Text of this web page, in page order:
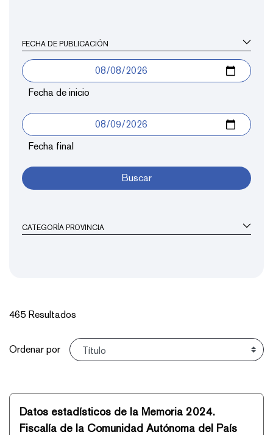
FECHA DE PUBLICACIÓN
Fecha de inicio
Fecha final
Buscar
CATEGORÍA PROVINCIA
465 Resultados
Ordenar
Ordenar por
Datos estadísticos de la Memoria 2024.
Fiscalía de la Comunidad Autónoma del País